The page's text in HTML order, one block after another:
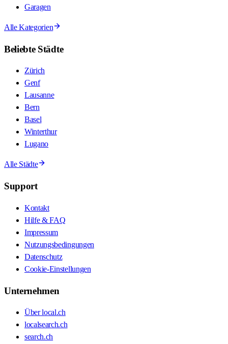
Garagen
Alle Kategorien
Beliebte Städte
Zürich
Genf
Lausanne
Bern
Basel
Winterthur
Lugano
Alle Städte
Support
Kontakt
Hilfe & FAQ
Impressum
Nutzungsbedingungen
Datenschutz
Cookie-Einstellungen
Unternehmen
Über local.ch
localsearch.ch
search.ch